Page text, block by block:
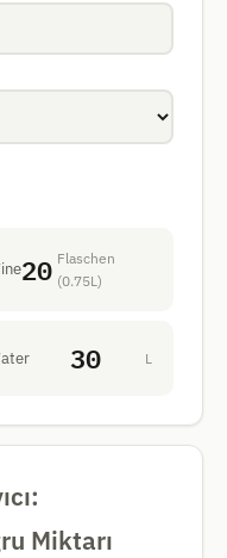
20 Flaschen
(0.75L)
30 L
Miktarı